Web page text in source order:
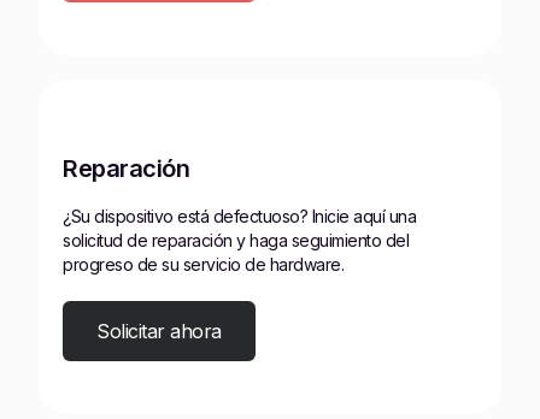
Reparación
¿Su dispositivo está defectuoso? Inicie aquí una
solicitud de reparación y haga seguimiento del
progreso de su servicio de hardware.
Solicitar ahora